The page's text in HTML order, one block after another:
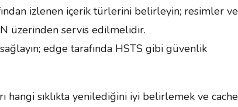
izlenen içerik türlerini belirleyin; resimler ve
üzerinden servis edilmelidir.
edge tarafında HSTS gibi güvenlik
hangi sıklıkta yenilediğini iyi belirlemek ve cache